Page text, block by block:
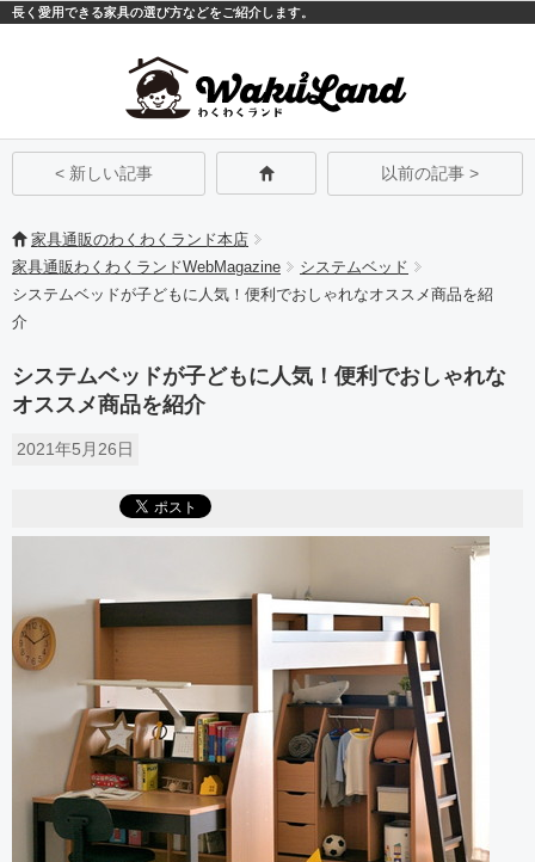
長く愛用できる家具の選び方などをご紹介します。
< 新しい記事 以前の記事 >
家具通販のわくわくランド本店
家具通販わくわくランドWebMagazine
システムベッド
システムベッドが子どもに人気！便利でおしゃれなオススメ商品を紹
介
システムベッドが子どもに人気！便利でおしゃれな
オススメ商品を紹介
2021年5月26日
モバイルPC